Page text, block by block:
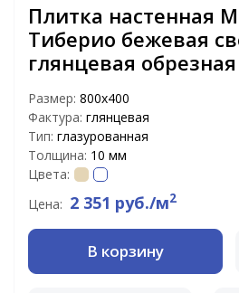
Плитка настенная
Тиберио бежевая
глянцевая
Размер: 800х400
Фактура: глянцевая
Тип: глазурованная
Толщина: 10 мм
Цвета:
Цена: 2 351 руб./м2
В корзину